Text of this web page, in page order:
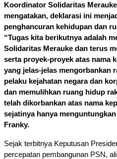
Koordinator Solidaritas
mengatakan, deklarasi ini
penghancuran kehidupan dan
“Tugas kita berikutnya adalah
Solidaritas Merauke dan terus
serta proyek-proyek atas nama
yang jelas-jelas mengorbankan
pelaku kejahatan negara dan
dan memulihkan ruang hidup
telah dikorbankan atas nama
sejatinya hanya
Franky.
Sejak terbitnya Keputusan
percepatan pembangunan PSN,